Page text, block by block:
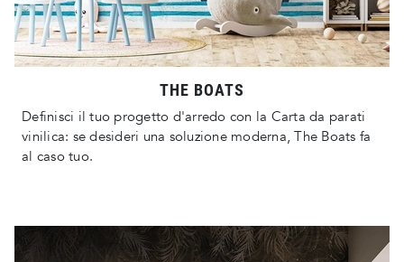
THE BOATS
Definisci il tuo progetto d'arredo con la Carta da parati
vinilica: se desideri una soluzione moderna, The Boats fa
al caso tuo.